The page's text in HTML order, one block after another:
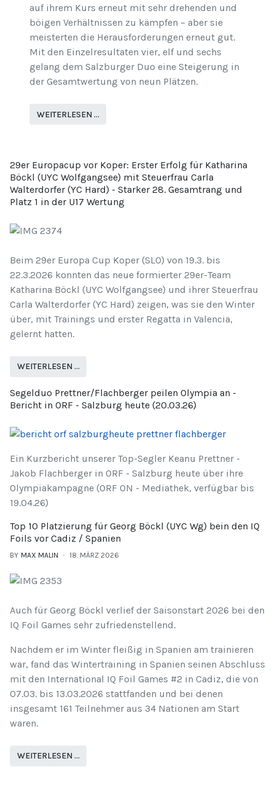
auf ihrem Kurs erneut mit sehr drehenden und
böigen Verhältnissen zu kämpfen – aber sie
meisterten die Herausforderungen erneut gut.
Mit den Einzelresultaten vier, elf und sechs
gelang dem Salzburger Duo eine Steigerung in
der Gesamtwertung von neun Plätzen.
WEITERLESEN …
29er Europacup vor Koper: Erster Erfolg für Katharina
Böckl (UYC Wolfgangsee) mit Steuerfrau Carla
Walterdorfer (YC Hard) - Starker 28. Gesamtrang und
Platz 1 in der U17 Wertung
Beim 29er Europa Cup Koper (SLO) von 19.3. bis
22.3.2026 konnten das neue formierter 29er-Team
Katharina Böckl (UYC Wolfgangsee) und ihrer Steuerfrau
Carla Walterdorfer (YC Hard) zeigen, was sie den Winter
über, mit Trainings und erster Regatta in Valencia,
gelernt hatten.
WEITERLESEN …
Segelduo Prettner/Flachberger peilen Olympia an -
Bericht in ORF - Salzburg heute (20.03.26)
Ein Kurzbericht unserer Top-Segler Keanu Prettner -
Jakob Flachberger in ORF - Salzburg heute über ihre
Olympiakampagne (ORF ON - Mediathek, verfügbar bis
19.04.26)
Top 10 Platzierung für Georg Böckl (UYC Wg) bein den IQ
Foils vor Cadiz / Spanien
BY MAX MALIN 18. MÄRZ 2026
Auch für Georg Böckl verlief der Saisonstart 2026 bei den
IQ Foil Games sehr zufriedenstellend.
Nachdem er im Winter fleißig in Spanien am trainieren
war, fand das Wintertraining in Spanien seinen Abschluss
mit den International IQ Foil Games #2 in Cadiz, die von
07.03. bis 13.03.2026 stattfanden und bei denen
insgesamt 161 Teilnehmer aus 34 Nationen am Start
waren.
WEITERLESEN …